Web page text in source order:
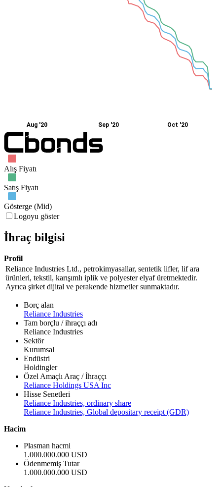
Aug '20 Sep '20 Oct '20
Alış Fiyatı
Satış Fiyatı
Gösterge (Mid)
Logoyu göster
İhraç bilgisi
Profil
Reliance Industries Ltd., petrokimyasallar, sentetik lifler, lif ara
ürünleri, tekstil, karışımlı iplik ve polyester elyaf üretmektedir.
Ayrıca şirket dijital ve perakende hizmetler sunmaktadır.
Borç alan
Reliance Industries
Tam borçlu / ihraççı adı
Reliance Industries
Sektör
Kurumsal
Endüstri
Holdingler
Özel Amaçlı Araç / İhraççı
Reliance Holdings USA Inc
Hisse Senetleri
Reliance Industries, ordinary share
Reliance Industries, Global depositary receipt (GDR)
Hacim
Plasman hacmi
1.000.000.000 USD
Ödenmemiş Tutar
1.000.000.000 USD